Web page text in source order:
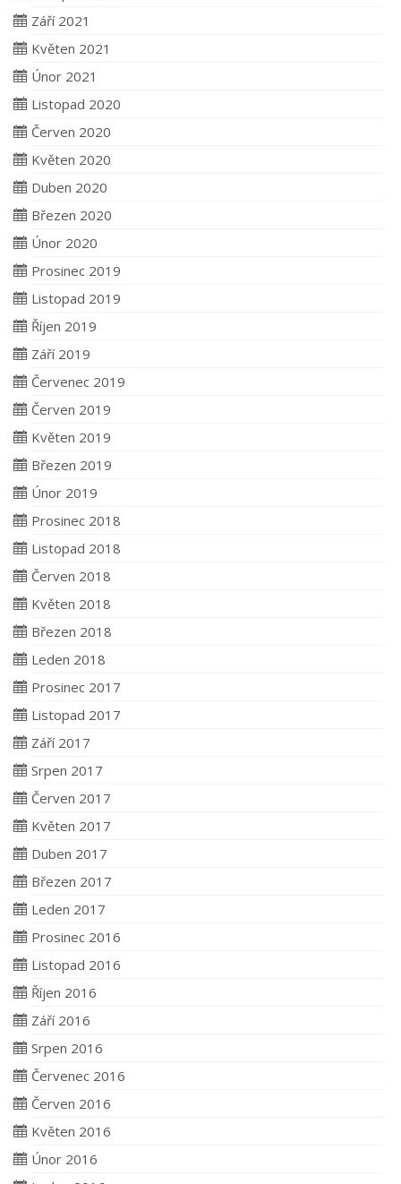
Září 2021
Květen 2021
Únor 2021
Listopad 2020
Červen 2020
Květen 2020
Duben 2020
Březen 2020
Únor 2020
Prosinec 2019
Listopad 2019
Říjen 2019
Září 2019
Červenec 2019
Červen 2019
Květen 2019
Březen 2019
Únor 2019
Prosinec 2018
Listopad 2018
Červen 2018
Květen 2018
Březen 2018
Leden 2018
Prosinec 2017
Listopad 2017
Září 2017
Srpen 2017
Červen 2017
Květen 2017
Duben 2017
Březen 2017
Leden 2017
Prosinec 2016
Listopad 2016
Říjen 2016
Září 2016
Srpen 2016
Červenec 2016
Červen 2016
Květen 2016
Únor 2016